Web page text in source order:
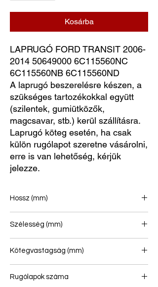
Kosárba
LAPRUGÓ FORD TRANSIT 2006-
2014 50649000 6C115560NC
6C115560NB 6C115560ND
A laprugó beszerelésre készen, a
szükséges tartozékokkal együtt
(szilentek, gumiütközők,
magcsavar, stb.) kerül szállításra.
Laprugó köteg esetén, ha csak
külön rugólapot szeretne vásárolni,
erre is van lehetőség, kérjük
jelezze.
Hossz (mm)
Szélesség (mm)
Kötegvastagság (mm)
Rugólapok száma